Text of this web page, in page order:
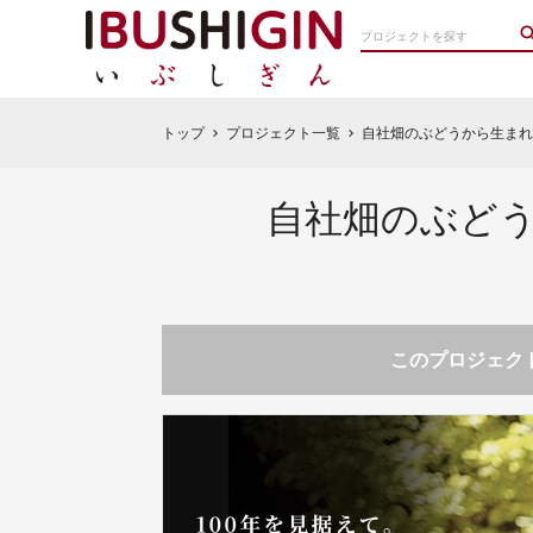
トップ chevron_right プロジェクト一覧 chevron_right 自社畑のぶどうから生ま
自社畑のぶど
このプロジェク